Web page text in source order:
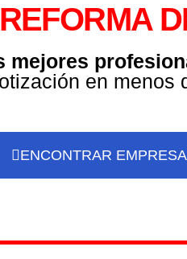
mejores
en menos
ENCONTRAR